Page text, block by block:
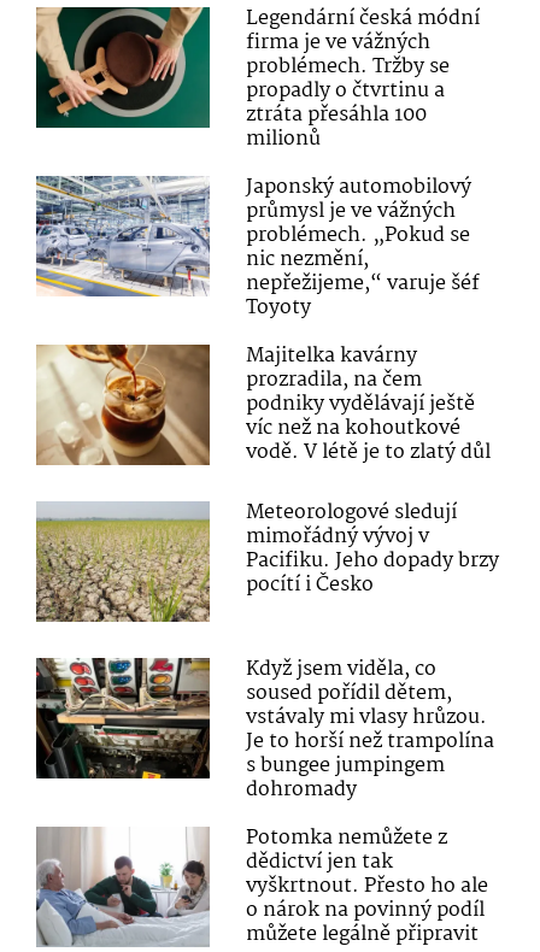
Legendární česká módní
firma je ve vážných
problémech. Tržby se
propadly o čtvrtinu a
ztráta přesáhla 100
milionů
Japonský automobilový
průmysl je ve vážných
problémech. „Pokud se
nic nezmění,
nepřežijeme,“ varuje šéf
Toyoty
Majitelka kavárny
prozradila, na čem
podniky vydělávají ještě
víc než na kohoutkové
vodě. V létě je to zlatý důl
Meteorologové sledují
mimořádný vývoj v
Pacifiku. Jeho dopady brzy
pocítí i Česko
Když jsem viděla, co
soused pořídil dětem,
vstávaly mi vlasy hrůzou.
Je to horší než trampolína
s bungee jumpingem
dohromady
Potomka nemůžete z
dědictví jen tak
vyškrtnout. Přesto ho ale
o nárok na povinný podíl
můžete legálně připravit